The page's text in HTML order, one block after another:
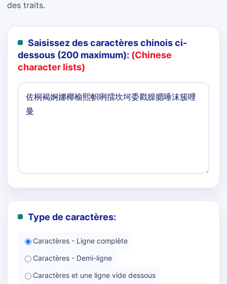
des traits.
Saisissez des caractères chinois ci-
dessous (200 maximum): (Chinese
character lists)
Type de caractères:
Caractères - Ligne complète
Caractères - Demi-ligne
Caractères et une ligne vide dessous